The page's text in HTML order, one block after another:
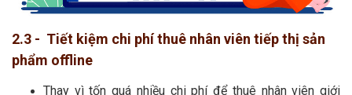
2.3 - Tiết kiệm chi phí thuê nhân viên tiếp thị sản
phẩm offline
Thay vì tốn quá nhiều chi phí để thuê nhân viên giới